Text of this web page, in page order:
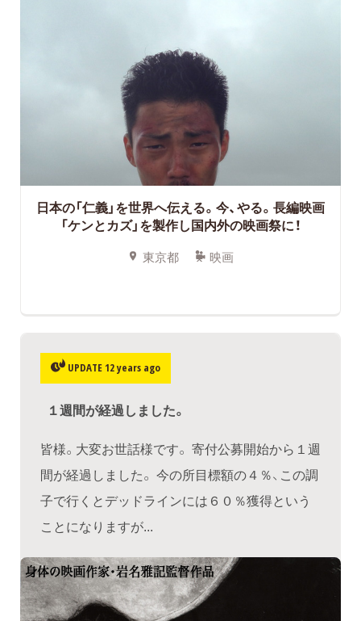
日本の「仁義」を世界へ伝える。今、やる。長編映画
「ケンとカズ」を製作し国内外の映画祭に！
東京都 映画
UPDATE 12 years ago
１週間が経過しました。
皆様。大変お世話様です。 寄付公募開始から１週
間が経過しました。 今の所目標額の４％、この調
子で行くとデッドラインには６０％獲得という
ことになりますが...